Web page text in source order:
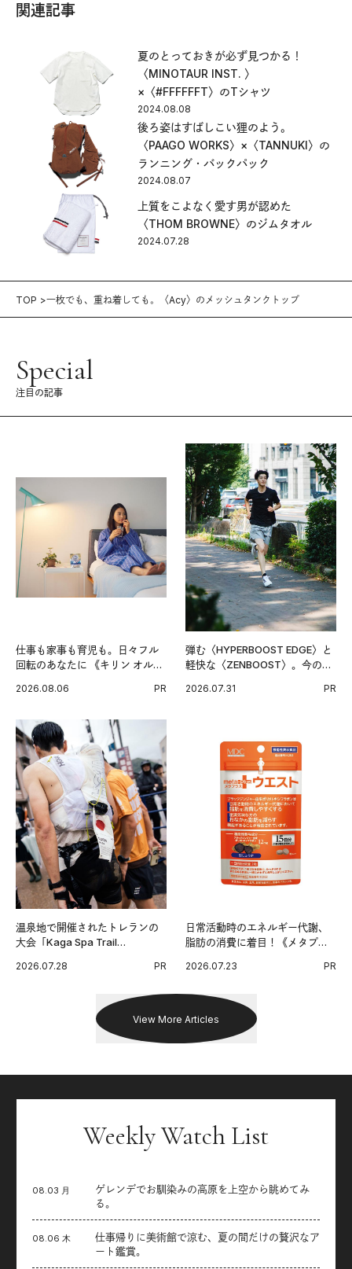
関連記事
夏のとっておきが必ず見つかる！
〈MINOTAUR INST. 〉
×〈#FFFFFFT〉のTシャツ
2024.08.08
後ろ姿はすばしこい狸のよう。
〈PAAGO WORKS〉×〈TANNUKI〉の
ランニング・バックパック
2024.08.07
上質をこよなく愛す男が認めた
〈THOM BROWNE〉のジムタオル
2024.07.28
TOP 一枚でも、重ね着しても。〈Acy〉のメッシュタンクトップ
Special
注目の記事
仕事も家事も育児も。日々フル
回転のあなたに 《キリン オルニ
2026.08.06 PR
弾む〈HYPERBOOST EDGE〉と
軽快な〈ZENBOOST〉。今の時
出した新機軸。
2026.07.31 PR
温泉地で開催されたトレランの
大会「Kaga Spa Trail
戦を夢見るランナーたちの奮闘
2026.07.28 PR
日常活動時のエネルギー代謝、
脂肪の消費に着目！《メタプラ
習慣。
2026.07.23 PR
View More Articles
Weekly Watch List
08.03 月
ゲレンデでお馴染みの高原を上空から眺めてみ
る。
08.06 木
仕事帰りに美術館で涼む、夏の間だけの贅沢なア
ート鑑賞。